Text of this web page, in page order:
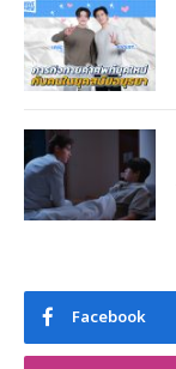
Facebook